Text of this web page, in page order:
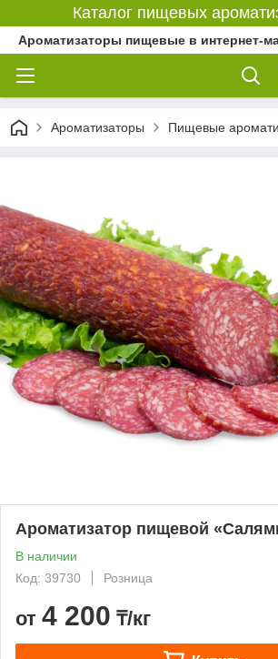
Каталог пищевых
Ароматизаторы пищевые в интернет-
Ароматизаторы Пищевые
Ароматизатор пищевой
В наличии
Код: 39730
Розница
от 4 200 ₸/кг